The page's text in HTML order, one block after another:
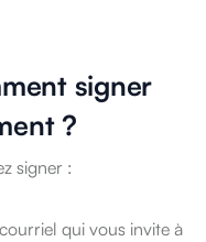
signer
?
signer :
qui vous invite à